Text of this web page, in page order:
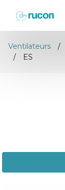
Ventilateurs
ES